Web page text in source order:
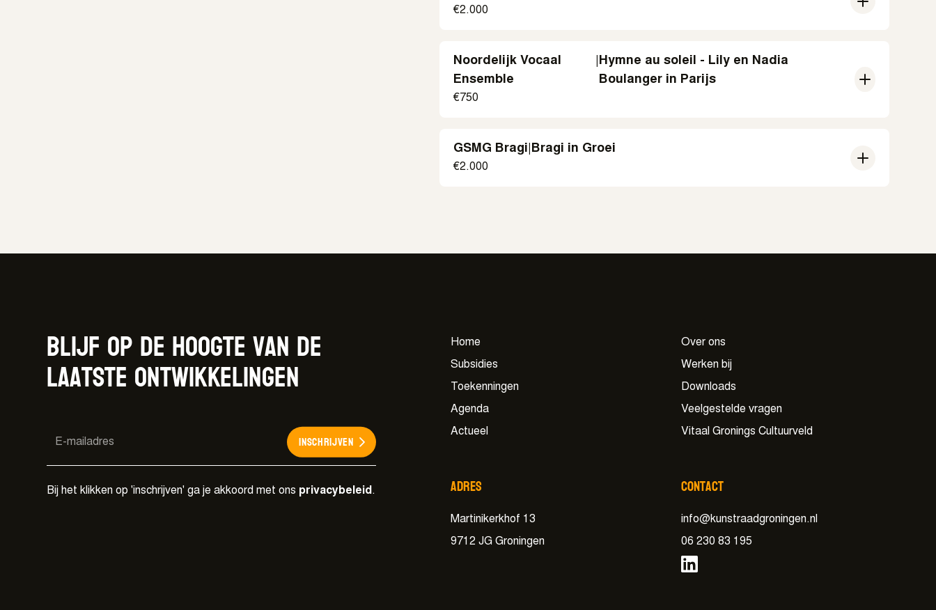
€2.000
Noordelijk Vocaal
Ensemble
Hymne au soleil - Lily en Nadia
Boulanger in Parijs
€750
GSMG Bragi Bragi in Groei
€2.000
Blijf op de hoogte van de
laatste ontwikkelingen
Inschrijven
Bij het klikken op 'inschrijven' ga je akkoord met ons privacybeleid .
Home
Subsidies
Toekenningen
Agenda
Actueel
Over ons
Werken bij
Downloads
Veelgestelde vragen
Vitaal Gronings Cultuurveld
Adres
Martinikerkhof 13
9712 JG Groningen
Contact
info@kunstraadgroningen.nl
06 230 83 195